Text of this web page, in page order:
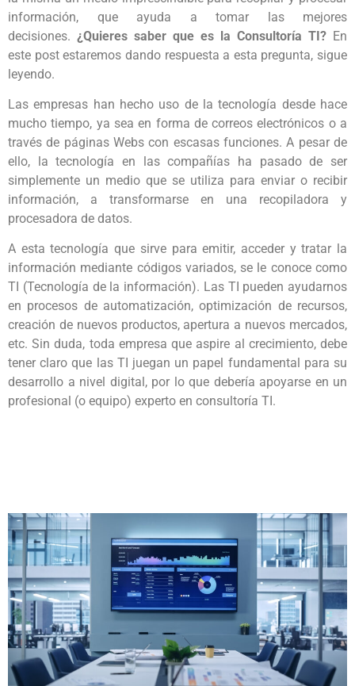
información, que ayuda a tomar las mejores
decisiones. ¿Quieres saber que es la Consultoría TI? En
este post estaremos dando respuesta a esta pregunta, sigue
leyendo.
Las empresas han hecho uso de la tecnología desde hace
mucho tiempo, ya sea en forma de correos electrónicos o a
través de páginas Webs con escasas funciones. A pesar de
ello, la tecnología en las compañías ha pasado de ser
simplemente un medio que se utiliza para enviar o recibir
información, a transformarse en una recopiladora y
procesadora de datos.
A esta tecnología que sirve para emitir, acceder y tratar la
información mediante códigos variados, se le conoce como
TI (Tecnología de la información). Las TI pueden ayudarnos
en procesos de automatización, optimización de recursos,
creación de nuevos productos, apertura a nuevos mercados,
etc. Sin duda, toda empresa que aspire al crecimiento, debe
tener claro que las TI juegan un papel fundamental para su
desarrollo a nivel digital, por lo que debería apoyarse en un
profesional (o equipo) experto en consultoría TI.